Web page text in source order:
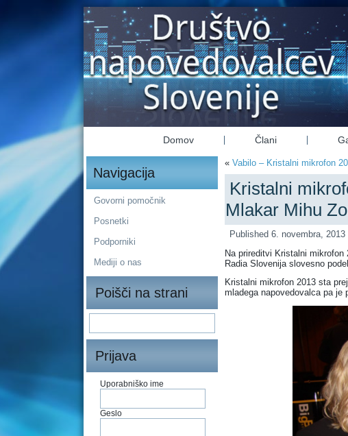
Domov Člani
Navigacija
Govorni pomočnik
Posnetki
Podporniki
Mediji o nas
Poišči na strani
Prijava
Uporabniško ime
Geslo
« Vabilo – Kristalni mikrofon
Kristalni
Mlakar Mihu
Published 6. novembra, 2013
Na prireditvi Kristalni
Radia Slovenija slovesno
Kristalni mikrofon 2013 sta
mladega napovedovalca pa je